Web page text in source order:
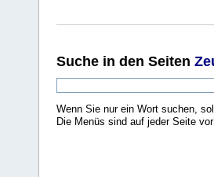
Suche in den Seiten
Wenn Sie nur ein Wort suchen,
Die Menüs sind auf jeder Seite